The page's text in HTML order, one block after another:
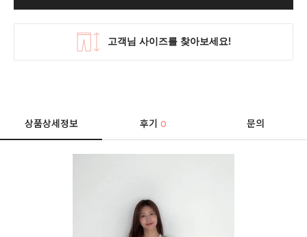
상품상세정보 후기0 문의